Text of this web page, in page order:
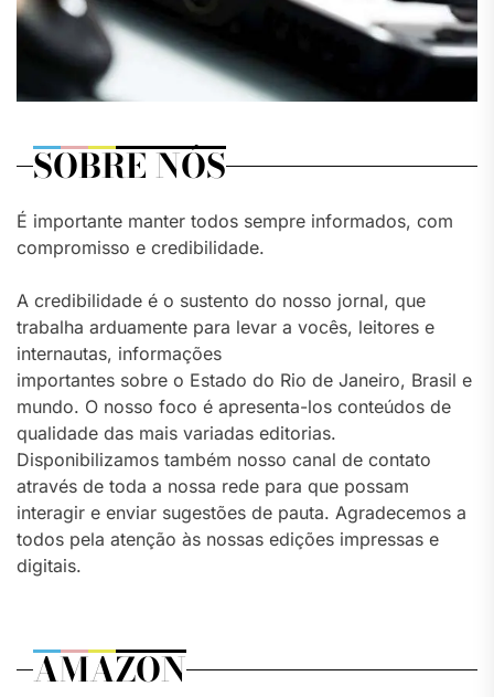
SOBRE NÓS
É importante manter todos sempre informados, com
compromisso e credibilidade.
A credibilidade é o sustento do nosso jornal, que
trabalha arduamente para levar a vocês, leitores e
internautas, informações
importantes sobre o Estado do Rio de Janeiro, Brasil e
mundo. O nosso foco é apresenta-los conteúdos de
qualidade das mais variadas editorias.
Disponibilizamos também nosso canal de contato
através de toda a nossa rede para que possam
interagir e enviar sugestões de pauta. Agradecemos a
todos pela atenção às nossas edições impressas e
digitais.
AMAZON